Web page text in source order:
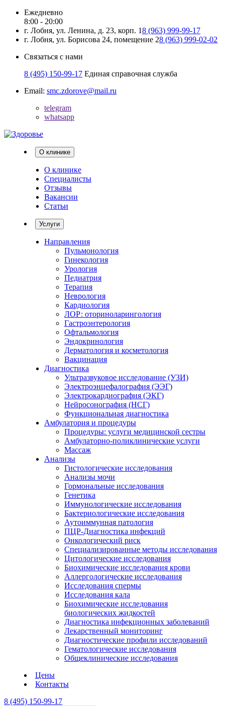
Ежедневно
8:00 - 20:00
г. Лобня, ул. Ленина, д. 23, корп. 18 (963) 999-99-17
г. Лобня, ул. Борисова 24, помещение 28 (963) 999-02-02
Связаться с нами
8 (495) 150-99-17 Единая справочная служба
Email: smc.zdorove@mail.ru
telegram
whatsapp
О клинике
О клинике
Специалисты
Отзывы
Вакансии
Статьи
Услуги
Направления
Пульмонология
Гинекология
Урология
Педиатрия
Терапия
Неврология
Кардиология
ЛОР: оториноларингология
Гастроэнтерология
Офтальмология
Эндокринология
Дерматология и косметология
Вакцинация
Диагностика
Ультразвуковое исследование (УЗИ)
Электроэнцефалография (ЭЭГ)
Электрокардиография (ЭКГ)
Нейросонография (НСГ)
Функциональная диагностика
Амбулатория и процедуры
Процедуры: услуги медицинской сестры
Амбулаторно-поликлинические услуги
Массаж
Анализы
Гистологические исследования
Анализы мочи
Гормональные исследования
Генетика
Иммунологические исследования
Бактериологические исследования
Аутоиммунная патология
ПЦР-Диагностика инфекций
Онкологический риск
Специализированные методы исследования
Цитологические исследования
Биохимические исследования крови
Аллергологические исследования
Исследования спермы
Исследования кала
Биохимические исследования
биологических жидкостей
Диагностика инфекционных заболеваний
Лекарственный мониторинг
Диагностические профили исследований
Гематологические исследования
Общеклинические исследования
Цены
Контакты
8 (495) 150-99-17